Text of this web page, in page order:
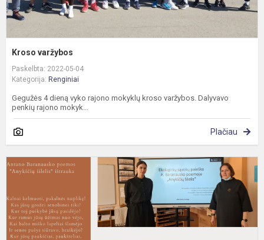
Kroso varžybos
Paskelbta: 2022-05-04
Kategorija: Renginiai
Gegužės 4 dieną vyko rajono mokyklų kroso varžybos. Dalyvavo
penkių rajono mokyk...
Plačiau